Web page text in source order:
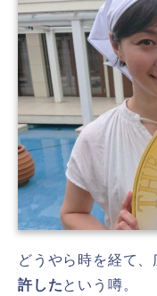
どうやら時を経て
許したという噂。